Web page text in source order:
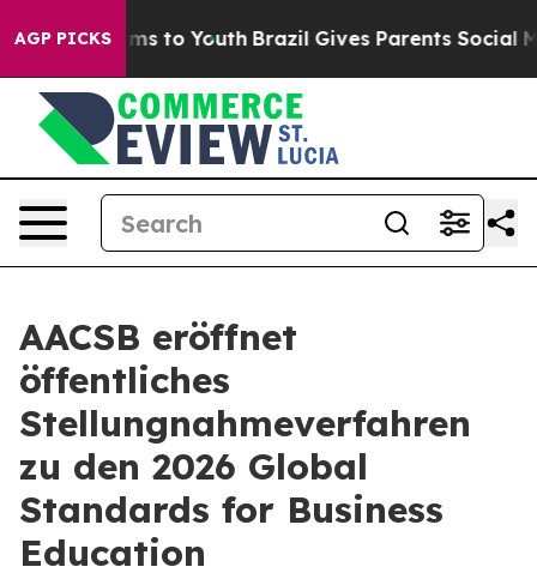
AGP PICKS
Harms to Youth Brazil Gives Parents Social
AACSB eröffnet
öffentliches
Stellungnahmeverfahren
zu den 2026 Global
Standards for Business
Education